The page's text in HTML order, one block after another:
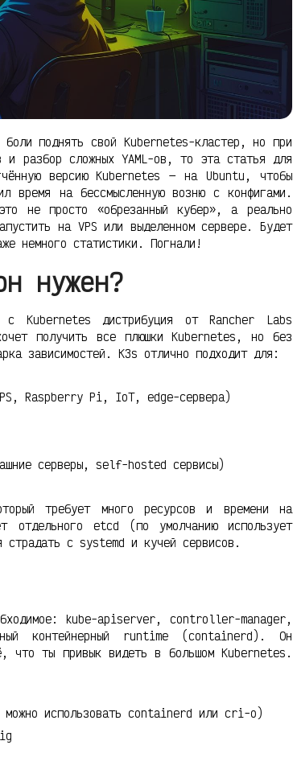
поднять свой Kubernetes-кластер, но при
и разбор сложных YAML-ов, то эта статья для
версию Kubernetes — на Ubuntu, чтобы
время на бессмысленную возню с конфигами.
не просто «обрезанный кубер», а реально
на VPS или выделенном сервере. Будет
немного статистики. Погнали!
нужен?
Kubernetes дистрибуция от Rancher Labs
получить все плюшки Kubernetes, но без
зависимостей. K3s отлично подходит для:
Raspberry Pi, IoT, edge-сервера)
серверы, self-hosted сервисы)
требует много ресурсов и времени на
отдельного etcd (по умолчанию использует
с systemd и кучей сервисов.
kube-apiserver, controller-manager,
контейнерный runtime (containerd). Он
что ты привык видеть в большом Kubernetes.
можно использовать containerd или cri-o)